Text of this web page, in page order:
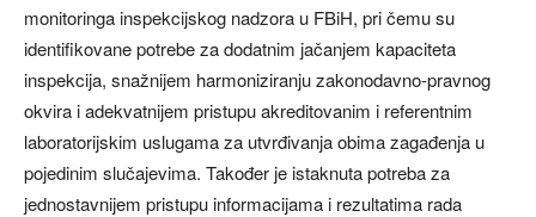
monitoringa inspekcijskog nadzora u FBiH, pri čemu su
identifikovane potrebe za dodatnim jačanjem kapaciteta
inspekcija, snažnijem harmoniziranju zakonodavno-pravnog
okvira i adekvatnijem pristupu akreditovanim i referentnim
laboratorijskim uslugama za utvrđivanja obima zagađenja u
pojedinim slučajevima. Također je istaknuta potreba za
jednostavnijem pristupu informacijama i rezultatima rada